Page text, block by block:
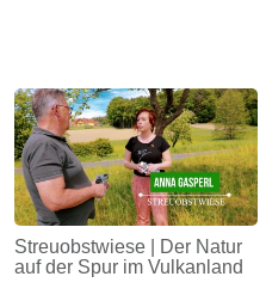
Streuobstwiese | Der Natur
auf der Spur im Vulkanland